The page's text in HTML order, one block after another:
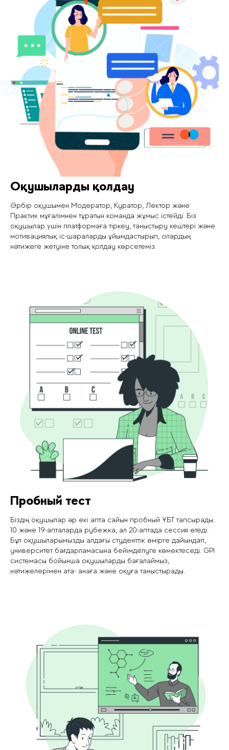
Оқушыларды қолдау
Әрбір оқушымен Модератор, Куратор, Лектор және
Практик мұғалімнен тұратын команда жұмыс істейді. Біз
оқушылар үшін платформаға тіркеу, таныстыру кештері және
мотивациялық іс-шараларды ұйымдастырып, олардың
нәтижеге жетуіне толық қолдау көрсетеміз.
Пробный тест
Біздің оқушылар әр екі апта сайын пробный ҰБТ тапсырады.
10 және 19-апталарда рубежка, ал 20-аптада сессия өтеді.
Бұл оқушыларымызды алдағы студенттік өмірге дайындап,
университет бағдарламасына бейімделуге көмектеседі. GPI
системасы бойынша оқушыларды бағалаймыз,
нәтижелерімен ата- анаға және оқуға таныстырады.